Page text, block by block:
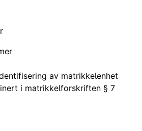
av matrikkelenhet
i matrikkelforskriften § 7